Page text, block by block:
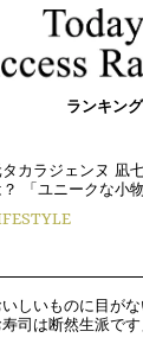
ランキング
タカラジェンヌ 凪
？ 「ユニークな小
いしいものに目が
寿司は断然生派で